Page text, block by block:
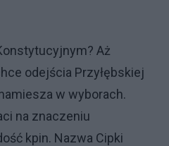
Aż
odejścia Przyłębskiej
w wyborach.
na znaczeniu
kpin. Nazwa Cipki